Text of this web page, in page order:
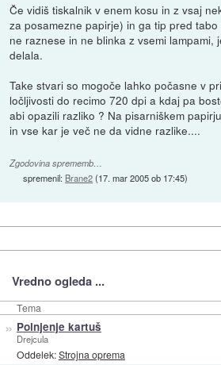
Če vidiš tiskalnik v enem kosu in z vsaj
za posamezne papirje) in ga tip pred
ne raznese in ne blinka z vsemi lampami,
delala.
Take stvari so mogoče lahko počasne v
ločljivosti do recimo 720 dpi a kdaj pa
abi opazili razliko ? Na pisarniškem
in vse kar je več ne da vidne razlike....
Zgodovina sprememb…
spremenil: Brane2(17. mar 2005 ob 17:45)
Vredno ogleda ...
Tema
» Polnjenje kartuš
Drejcula
Oddelek:Strojna oprema